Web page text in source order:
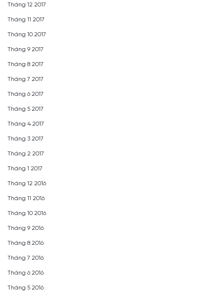
Tháng 12 2017
Tháng 11 2017
Tháng 10 2017
Tháng 9 2017
Tháng 8 2017
Tháng 7 2017
Tháng 6 2017
Tháng 5 2017
Tháng 4 2017
Tháng 3 2017
Tháng 2 2017
Tháng 1 2017
Tháng 12 2016
Tháng 11 2016
Tháng 10 2016
Tháng 9 2016
Tháng 8 2016
Tháng 7 2016
Tháng 6 2016
Tháng 5 2016